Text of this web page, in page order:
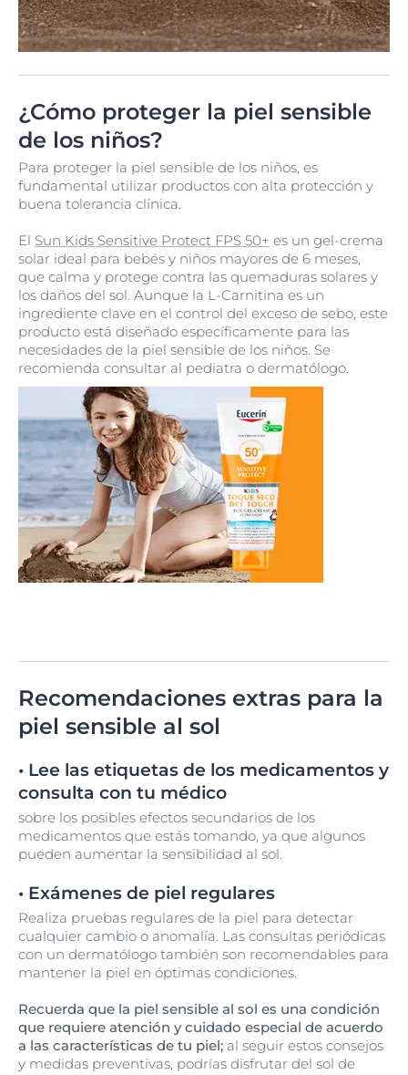
¿Cómo proteger la piel sensible
de los niños?
Para proteger la piel sensible de los niños, es
fundamental utilizar productos con alta protección y
buena tolerancia clínica.
El Sun Kids Sensitive Protect FPS 50+ es un gel-crema
solar ideal para bebés y niños mayores de 6 meses,
que calma y protege contra las quemaduras solares y
los daños del sol. Aunque la L-Carnitina es un
ingrediente clave en el control del exceso de sebo, este
producto está diseñado específicamente para las
necesidades de la piel sensible de los niños. Se
recomienda consultar al pediatra o dermatólogo.
Recomendaciones extras para la
piel sensible al sol
• Lee las etiquetas de los medicamentos y
consulta con tu médico
sobre los posibles efectos secundarios de los
medicamentos que estás tomando, ya que algunos
pueden aumentar la sensibilidad al sol.
• Exámenes de piel regulares
Realiza pruebas regulares de la piel para detectar
cualquier cambio o anomalía. Las consultas periódicas
con un dermatólogo también son recomendables para
mantener la piel en óptimas condiciones.
Recuerda que la piel sensible al sol es una condición
que requiere atención y cuidado especial de acuerdo
a las características de tu piel; al seguir estos consejos
y medidas preventivas, podrías disfrutar del sol de